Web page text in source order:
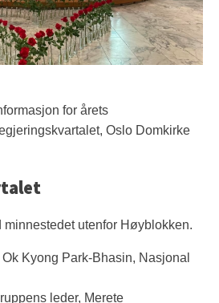
for årets
Oslo Domkirke
minnestedet utenfor Høyblokken.
Kyong Park-Bhasin, Nasjonal
leder, Merete